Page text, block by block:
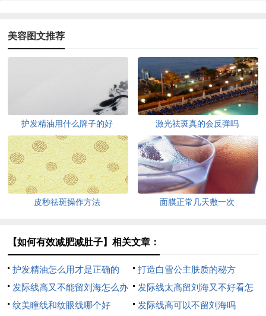
美容图文推荐
护发精油用什么牌子的好 激光祛斑真的会反弹吗
皮秒祛斑操作方法 面膜正常几天敷一次
【如何有效减肥减肚子】相关文章：
护发精油怎么用才是正确的
打造白雪公主肤质的秘方
发际线高又不能留刘海怎么办
发际线太高留刘海又不好看怎
么办
纹美瞳线和纹眼线哪个好 发际线高可以不留刘海吗